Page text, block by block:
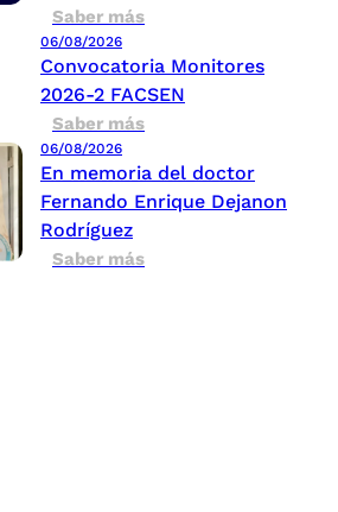
Saber más
06/08/2026
Convocatoria Monitores
2026-2 FACSEN
Saber más
06/08/2026
En memoria del doctor
Fernando Enrique Dejanon
Rodríguez
Saber más